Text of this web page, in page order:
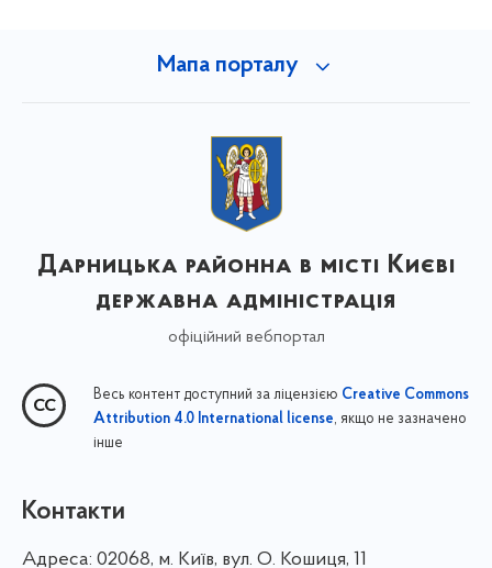
Мапа порталу
Дарницька районна в місті Києві
державна адміністрація
офіційний вебпортал
Весь контент доступний за ліцензією Creative Commons
Attribution 4.0 International license, якщо не зазначено
інше
Контакти
Адреса: 02068, м. Київ, вул. О. Кошиця, 11